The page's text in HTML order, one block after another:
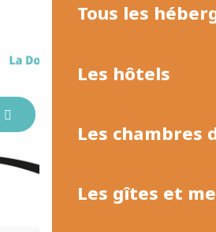
Tous les
Les hôtels
Les chambres
Les gîtes et